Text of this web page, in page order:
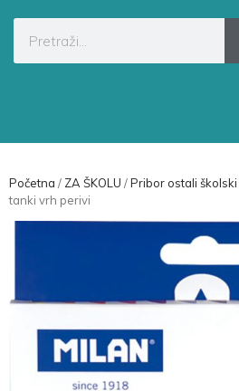
Početna / ZA ŠKOLU /Pribor ostali školski
tanki vrh perivi